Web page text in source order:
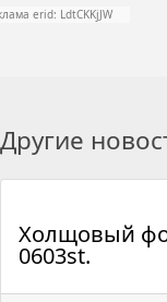
erid: LdtCKKjJW
Другие
Холщовый
0603st.